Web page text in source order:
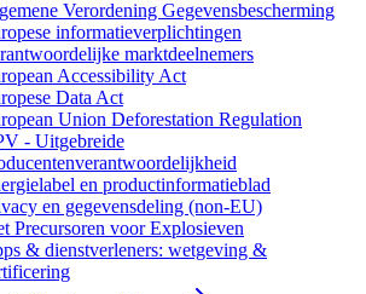
Verordening Gegevensbescherming
informatieverplichtingen
marktdeelnemers
Accessibility Act
Data Act
Union Deforestation Regulation
- Uitgebreide
en productinformatieblad
en gegevensdeling (non-EU)
Precursoren voor Explosieven
& dienstverleners: wetgeving &